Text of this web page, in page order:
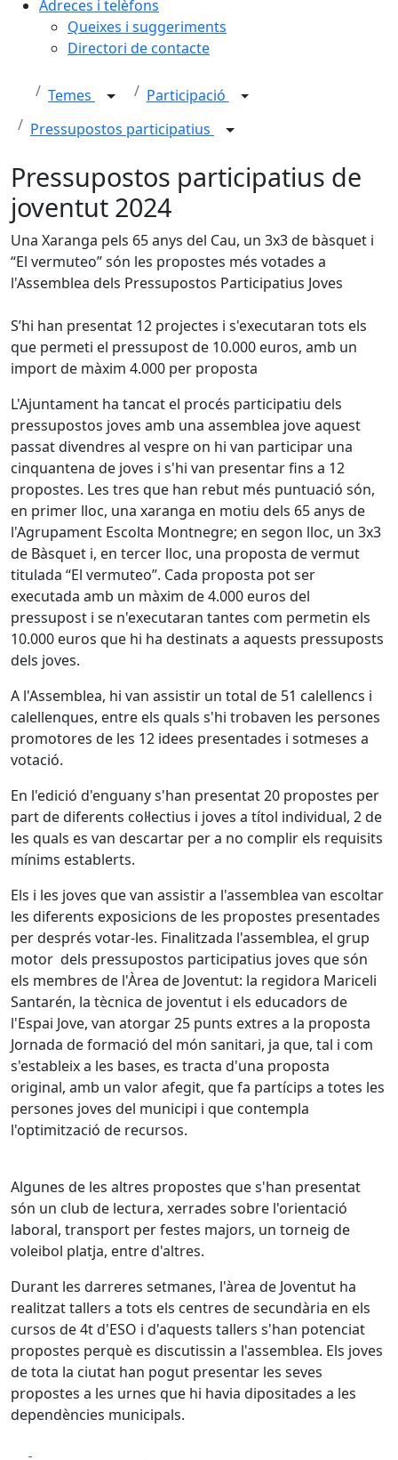
Adreces i telèfons
Queixes i suggeriments
Directori de contacte
Temes
Participació
Pressupostos participatius
Pressupostos participatius de
joventut 2024
Una Xaranga pels 65 anys del Cau, un 3x3 de bàsquet i
“El vermuteo” són les propostes més votades a
l'Assemblea dels Pressupostos Participatius Joves
S’hi han presentat 12 projectes i s'executaran tots els
que permeti el pressupost de 10.000 euros, amb un
import de màxim 4.000 per proposta
L'Ajuntament ha tancat el procés participatiu dels
pressupostos joves amb una assemblea jove aquest
passat divendres al vespre on hi van participar una
cinquantena de joves i s'hi van presentar fins a 12
propostes. Les tres que han rebut més puntuació són,
en primer lloc, una xaranga en motiu dels 65 anys de
l'Agrupament Escolta Montnegre; en segon lloc, un 3x3
de Bàsquet i, en tercer lloc, una proposta de vermut
titulada “El vermuteo”. Cada proposta pot ser
executada amb un màxim de 4.000 euros del
pressupost i se n'executaran tantes com permetin els
10.000 euros que hi ha destinats a aquests pressuposts
dels joves.
A l'Assemblea, hi van assistir un total de 51 calellencs i
calellenques, entre els quals s'hi trobaven les persones
promotores de les 12 idees presentades i sotmeses a
votació.
En l'edició d'enguany s'han presentat 20 propostes per
part de diferents col·lectius i joves a títol individual, 2 de
les quals es van descartar per a no complir els requisits
mínims establerts.
Els i les joves que van assistir a l'assemblea van escoltar
les diferents exposicions de les propostes presentades
per després votar-les. Finalitzada l'assemblea, el grup
motor dels pressupostos participatius joves que són
els membres de l'Àrea de Joventut: la regidora Mariceli
Santarén, la tècnica de joventut i els educadors de
l'Espai Jove, van atorgar 25 punts extres a la proposta
Jornada de formació del món sanitari, ja que, tal i com
s'estableix a les bases, es tracta d'una proposta
original, amb un valor afegit, que fa partícips a totes les
persones joves del municipi i que contempla
l'optimització de recursos.
Algunes de les altres propostes que s'han presentat
són un club de lectura, xerrades sobre l'orientació
laboral, transport per festes majors, un torneig de
voleibol platja, entre d'altres.
Durant les darreres setmanes, l'àrea de Joventut ha
realitzat tallers a tots els centres de secundària en els
cursos de 4t d'ESO i d'aquests tallers s'han potenciat
propostes perquè es discutissin a l'assemblea. Els joves
de tota la ciutat han pogut presentar les seves
propostes a les urnes que hi havia dipositades a les
dependències municipals.